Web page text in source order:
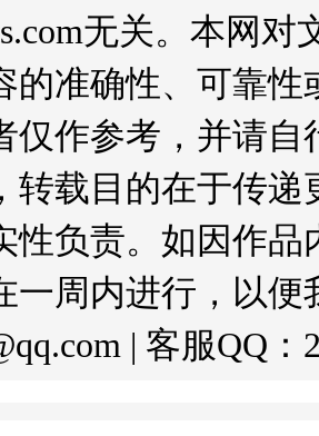
无关。本网
的准确性、可靠
仅作参考，并请
转载目的在于传
性负责。如因作
一周内进行，以
| 客服QQ：